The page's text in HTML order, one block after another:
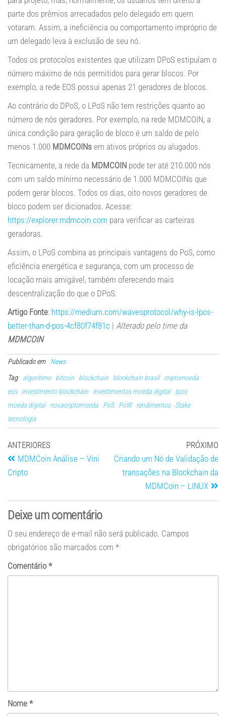
parte dos prêmios arrecadados pelo delegado em quem
votaram. Assim, a ineficiência ou comportamento impróprio de
um delegado leva à exclusão de seu nó.
Todos os protocolos existentes que utilizam DPoS estipulam o
número máximo de nós permitidos para gerar blocos. Por
exemplo, a rede EOS possui apenas 21 geradores de blocos.
Ao contrário do DPoS, o LPoS não tem restrições quanto ao
número de nós geradores. Por exemplo, na rede MDMCOIN, a
única condição para geração de bloco é um saldo de pelo
menos 1.000 MDMCOINs em ativos próprios ou alugados.
Tecnicamente, a rede da MDMCOIN pode ter até 210.000 nós
com um saldo mínimo necessário de 1.000 MDMCOINs que
podem gerar blocos. Todos os dias, oito novos geradores de
bloco podem ser dicionados. Acesse:
https://explorer.mdmcoin.com para verificar as carteiras
geradoras.
Assim, o LPoS combina as principais vantagens do PoS, como
eficiência energética e segurança, com um processo de
locação mais amigável, também oferecendo mais
descentralização do que o DPoS.
Artigo Fonte: https://medium.com/wavesprotocol/why-is-lpos-
better-than-d-pos-4cf80f74f81c | Alterado pelo time da
MDMCOIN
Publicado em
News
Tag
algoritimo bitcoin blockchain blockchain brasil
criptomoeda
eos
investimento blockchain investimentos moeda digital
lpos
moeda digital
novacriptomoeda PoS PoW rendimentos
Stake
tecnologia
ANTERIORES
MDMCoin Análise – Vini
Cripto
PRÓXIMO
Criando um Nó de Validação de
transações na Blockchain da
MDMCoin – LINUX
Deixe um comentário
O seu endereço de e-mail não será publicado. Campos
obrigatórios são marcados com *
Comentário *
Nome *